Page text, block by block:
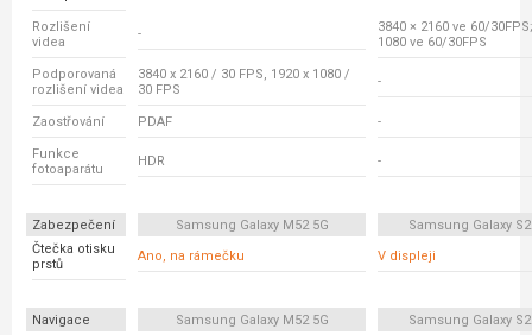
Rozlišení
videa
-
3840 × 2160 ve 60/
1080 ve 60/30FPS
Podporovaná
rozlišení videa
3840 x 2160 / 30 FPS, 1920 x 1080 /
30 FPS
-
Zaostřování PDAF -
Funkce
fotoaparátu
HDR -
Zabezpečení Samsung Galaxy M52 5G
Samsung Galaxy
Čtečka otisku
prstů
Ano, na rámečku V displeji
Navigace Samsung Galaxy M52 5G
Samsung Galaxy